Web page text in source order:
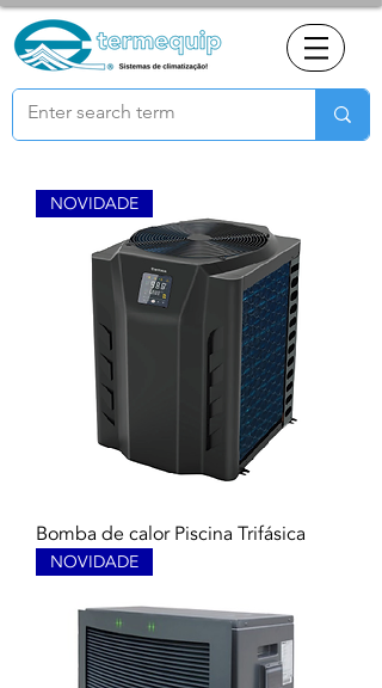
NOVIDADE
Bomba de calor Piscina Trifásica
NOVIDADE